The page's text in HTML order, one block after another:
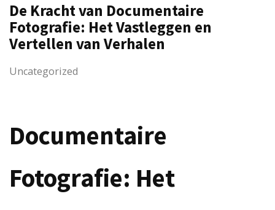
De Kracht van Documentaire
Fotografie: Het Vastleggen en
Vertellen van Verhalen
Uncategorized
Documentaire
Fotografie: Het